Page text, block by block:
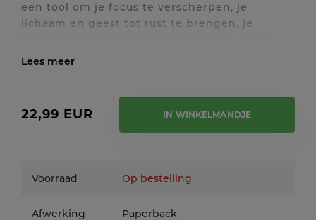
een tool om je focus te verscherpen, je
lichaam en geest tot rust te brengen, je
voorkomen.
ademhalingscentrum raakt verstoord,
waardoor je nog sneller en nog meer gaat
enige onderdeel van de natuurlijke
22,99 EUR IN WINKELMANDJE
Voorraad Op bestelling
Afwerking Paperback